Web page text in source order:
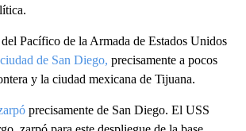
Pacífico de la Armada de Estados Unidos
de San Diego, precisamente a pocos
y la ciudad mexicana de Tijuana.
precisamente de San Diego. El USS